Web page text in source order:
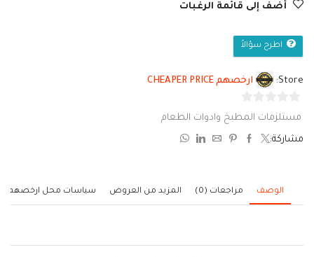
أضف إلى قائمة الرغبات
اطرح سؤالاً
Store: ارخصهم CHEAPER PRICE
0
مستلزمات المطبخ وادوات الطعام
مشاركة:
الوصف مراجعات (0) المزيد من العروض سياسات محل ارخصهم